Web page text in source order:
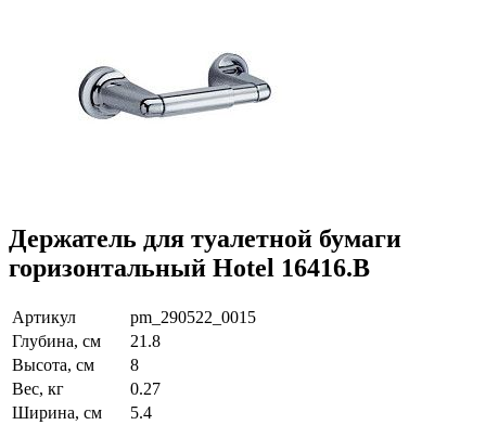
Держатель для туалетной бумаги
горизонтальный Hotel 16416.B
Артикул
pm_290522_0015
Глубина, см
21.8
Высота, см
8
Вес, кг
0.27
Ширина, см
5.4